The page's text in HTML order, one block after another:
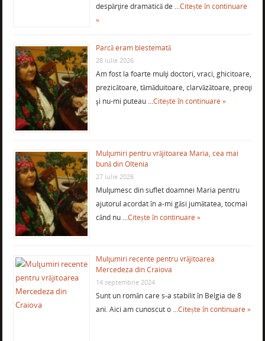
despărţire dramatică de …Citește în continuare
»
Parcă eram blestemată
28 iulie 2026
Am fost la foarte mulţi doctori, vraci, ghicitoare,
prezicătoare, tămăduitoare, clarvăzătoare, preoţi
şi nu-mi puteau …Citește în continuare »
Mulţumiri pentru vrăjitoarea Maria, cea mai
bună din Oltenia
27 iulie 2026
Mulţumesc din suflet doamnei Maria pentru
ajutorul acordat în a-mi găsi jumătatea, tocmai
când nu …Citește în continuare »
Mulţumiri recente pentru vrăjitoarea
Mercedeza din Craiova
14 septembrie 2024
Sunt un român care s-a stabilit în Belgia de 8
ani. Aici am cunoscut o …Citește în continuare »